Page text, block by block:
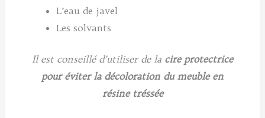
L’eau de javel
Les solvants
Il est conseillé d’utiliser de la cire protectrice
pour éviter la décoloration du meuble en
résine tréssée